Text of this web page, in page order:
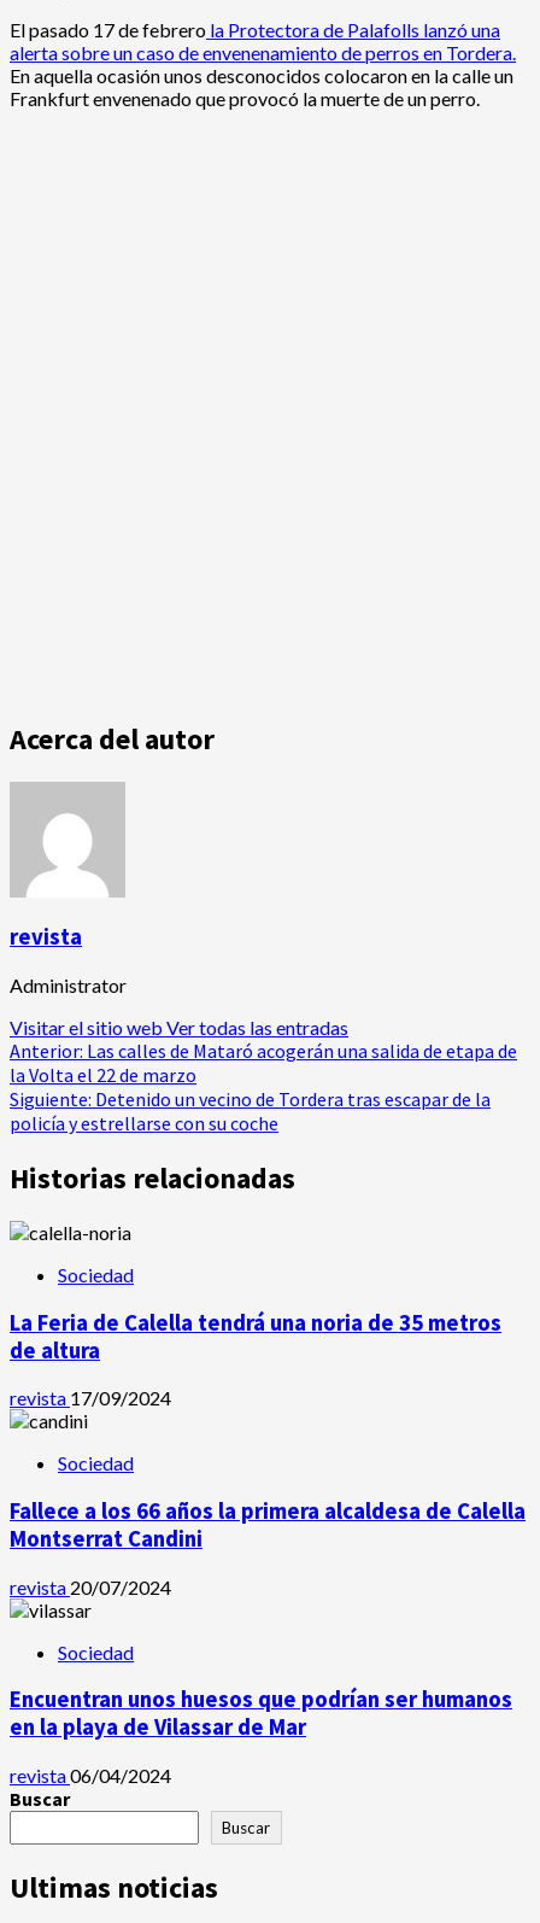
El pasado 17 de febrero la Protectora de Palafolls lanzó una
alerta sobre un caso de envenenamiento de perros en Tordera.
En aquella ocasión unos desconocidos colocaron en la calle un
Frankfurt envenenado que provocó la muerte de un perro.
Acerca del autor
revista
Administrator
Visitar el sitio web Ver todas las entradas
Navegación
de
entradas
Anterior: Las calles de Mataró acogerán una salida de etapa de
la Volta el 22 de marzo
Siguiente: Detenido un vecino de Tordera tras escapar de la
policía y estrellarse con su coche
Historias relacionadas
Sociedad
La Feria de Calella tendrá una noria de 35 metros
de altura
revista 17/09/2024
Sociedad
Fallece a los 66 años la primera alcaldesa de Calella
Montserrat Candini
revista 20/07/2024
Sociedad
Encuentran unos huesos que podrían ser humanos
en la playa de Vilassar de Mar
revista06/04/2024
Buscar
Buscar
Ultimas noticias